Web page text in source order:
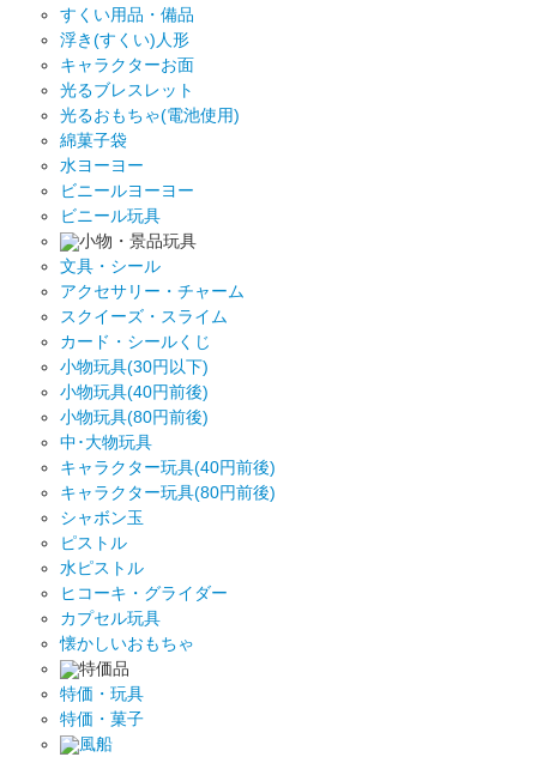
すくい用品・備品
浮き(すくい)人形
キャラクターお面
光るブレスレット
光るおもちゃ(電池使用)
綿菓子袋
水ヨーヨー
ビニールヨーヨー
ビニール玩具
小物・景品玩具
文具・シール
アクセサリー・チャーム
スクイーズ・スライム
カード・シールくじ
小物玩具(30円以下)
小物玩具(40円前後)
小物玩具(80円前後)
中･大物玩具
キャラクター玩具(40円前後)
キャラクター玩具(80円前後)
シャボン玉
ピストル
水ピストル
ヒコーキ・グライダー
カプセル玩具
懐かしいおもちゃ
特価品
特価・玩具
特価・菓子
風船